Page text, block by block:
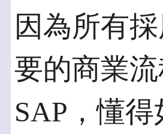
因為所有
要的商業
SAP，懂